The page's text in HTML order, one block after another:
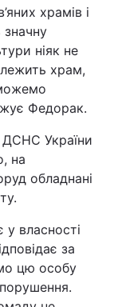
храмів і
значну
ніяк не
храм,
Федорак.
ДСНС України
на
обладнані
власності
за
цю особу